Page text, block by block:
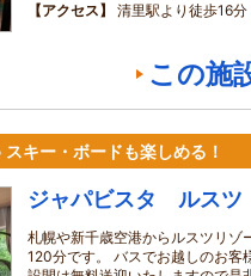
アクセス
清里駅より徒歩16
この施
キー・ボードも楽しめる！
ジャパビスタ ルスツ
札幌や新千歳空港からルスツリ
120分です。 バスでお越しのお